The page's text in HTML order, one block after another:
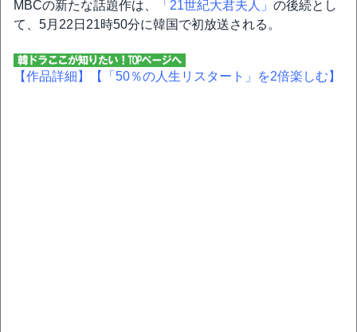
MBCの新たな話題作は、 「21世紀大君夫人」 の後続とし
て、5月22日21時50分に韓国で初放送される。
【作品詳細】 【「50％の人生リスタート」を2倍楽しむ】